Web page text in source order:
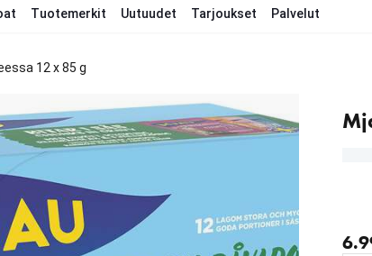
Tuotemerkit Uutuudet Tarjoukset Palvelut
12 x 85 g